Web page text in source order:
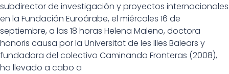
subdirector de investigación y proyectos internacionales
en la Fundación Euroárabe, el miércoles 16 de
septiembre, a las 18 horas Helena Maleno, doctora
honoris causa por la Universitat de les Illes Balears y
fundadora del colectivo Caminando Fronteras (2008),
ha llevado a cabo a